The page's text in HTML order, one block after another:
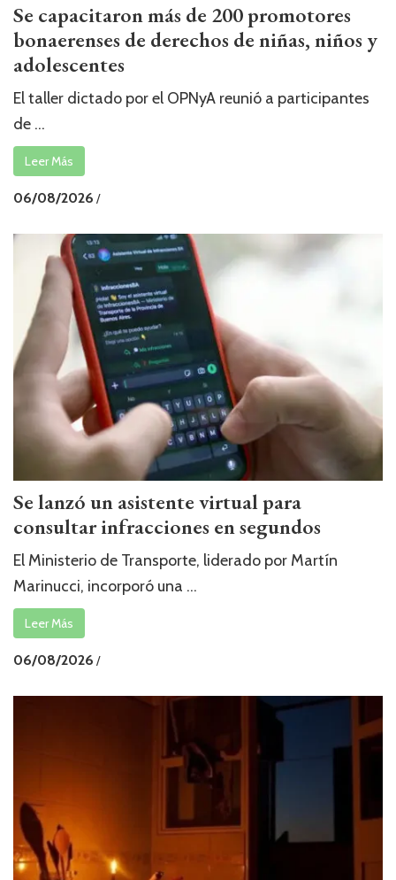
Se capacitaron más de 200 promotores
bonaerenses de derechos de niñas, niños y
adolescentes
El taller dictado por el OPNyA reunió a participantes
de ...
Leer Más
06/08/2026 /
Se lanzó un asistente virtual para
consultar infracciones en segundos
El Ministerio de Transporte, liderado por Martín
Marinucci, incorporó una ...
Leer Más
06/08/2026 /